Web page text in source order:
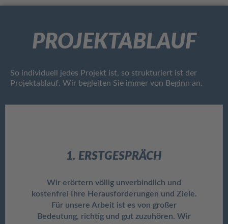
PROJEKTABLAUF
So individuell jedes Projekt ist, so strukturiert ist der
Projektablauf. Wir begleiten Sie immer von Beginn an.
1. ERSTGESPRÄCH
Wir erörtern völlig unverbindlich und
kostenfrei Ihre Herausforderungen und Ziele.
Für unsere Arbeit ist es von großer
Bedeutung, richtig und gut zuzuhören. Wir